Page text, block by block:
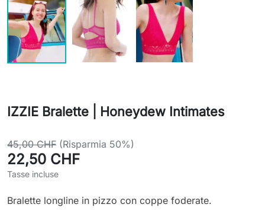
IZZIE Bralette | Honeydew Intimates
45,00 CHF (Risparmia 50%)
22,50 CHF
Tasse incluse
Bralette longline in pizzo con coppe foderate.